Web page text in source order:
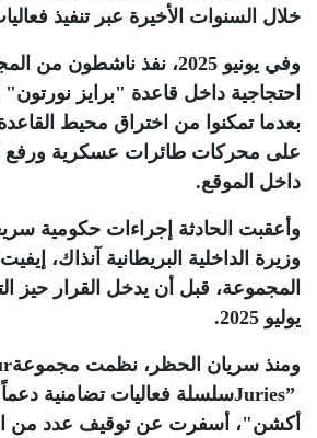
خلال السنوات الأخيرة عبر تنفيذ
وفي يونيو 2025، نفذ ناشطون
احتجاجية داخل قاعدة "برايز نورتون"
بعدما تمكنوا من اختراق محيط
على محركات طائرات عسكرية ورفع
داخل الموقع.
وأعقبت الحادثة إجراءات حكومية
وزيرة الداخلية البريطانية آنذاك،
المجموعة، قبل أن يدخل القرار حيز
يوليو 2025
.
ومنذ سريان الحظر، نظمت مجموعة
Juries”سلسلة فعاليات تضامنية
أكشن"، أسفرت عن توقيف عدد من